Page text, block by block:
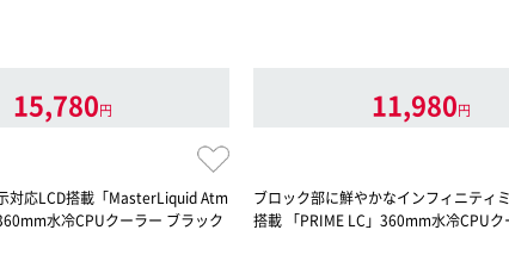
15,780円
対応LCD搭載「MasterLiquid Atm
水冷CPUクーラー ブラック
11,980円
ブロック部に鮮やかなインフィニティ
搭載 「PRIME LC」360mm水冷CPUク